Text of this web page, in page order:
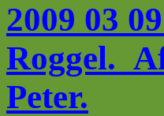
2009 03
Roggel.
Peter.